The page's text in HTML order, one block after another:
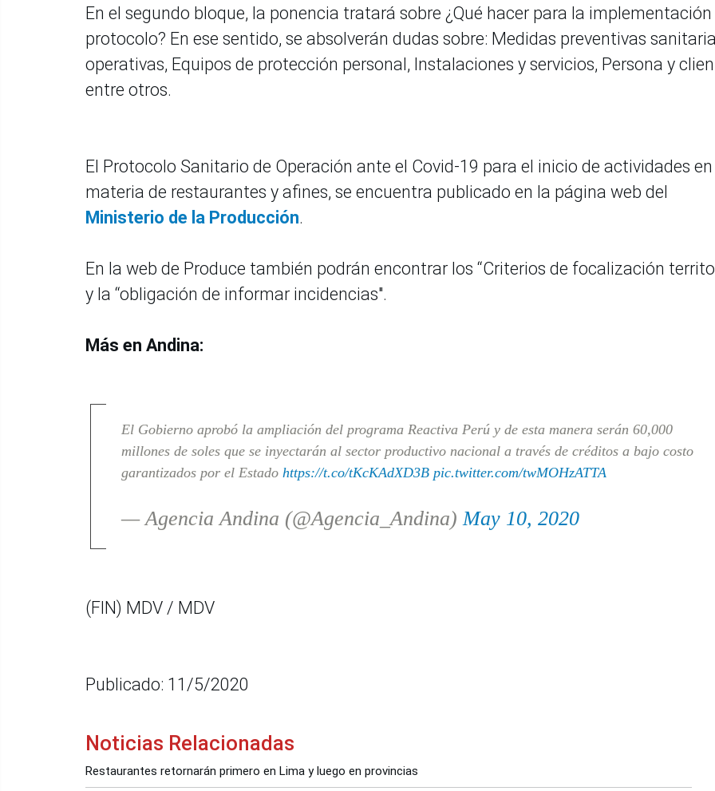
En el segundo bloque, la ponencia tratará sobre ¿Qué hacer para la
protocolo? En ese sentido, se absolverán dudas sobre: Medidas preventivas
operativas, Equipos de protección personal, Instalaciones y servicios, Persona y
entre otros.
El Protocolo Sanitario de Operación ante el Covid-19 para el inicio de actividades en
materia de restaurantes y afines, se encuentra publicado en la página web del
Ministerio de la Producción.
En la web de Produce también podrán encontrar los “Criterios de focalización
y la “obligación de informar incidencias".
Más en Andina:
El Gobierno aprobó la ampliación del programa Reactiva Perú y de esta manera serán 60,000
millones de soles que se inyectarán al sector productivo nacional a través de créditos a bajo costo
garantizados por el Estado https://t.co/tKcKAdXD3B pic.twitter.com/twMOHzATTA
— Agencia Andina (@Agencia_Andina)May 10, 2020
(FIN) MDV / MDV
Publicado: 11/5/2020
Noticias Relacionadas
Restaurantes retornarán primero en Lima y luego en provincias